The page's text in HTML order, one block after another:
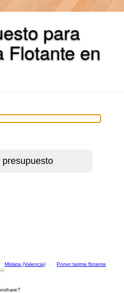
para
Flotante en
Mislata (Valencia)
Poner tarima flotante